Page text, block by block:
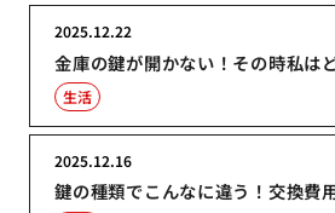
金庫の鍵が開かない！その時私は
2025.12.22
生活
鍵の種類でこんなに違う！交換費
2025.12.16